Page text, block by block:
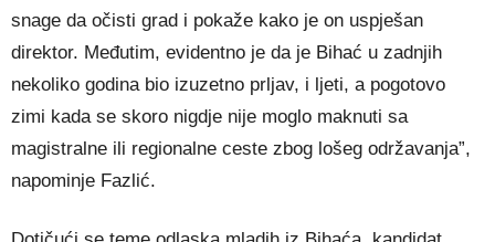
snage da očisti grad i pokaže kako je on uspješan
direktor. Međutim, evidentno je da je Bihać u zadnjih
nekoliko godina bio izuzetno prljav, i ljeti, a pogotovo
zimi kada se skoro nigdje nije moglo maknuti sa
magistralne ili regionalne ceste zbog lošeg održavanja”,
napominje Fazlić.